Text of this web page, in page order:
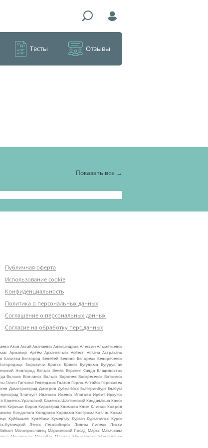
Тесты Отзывы
Показать все
Публичная оферта
Использование cookie
Конфиденциальность
Политика о персональных данных
Соглашение о персональных данных
Согласие на обработку перс.данных
АзовАксайАлапаевскАлександровАлексинАльметьевск
Армавир Артём Архангельск Асбест Астана Астрахань
Калитва Белгород Белебей Белово Белорецк Белореченск
Боровичи Братск Брянск Бугульма Бугуруслан
Новгород Вельск Венёв Верхняя Салда Владивосток
Волхов Волчанск Вольск Воронеж Воскресенск Воткинск
Галич Гатчина Геленджик Глазов Горно‑АлтайскГороховец
Димитровград Дмитров Дубна Ейск Екатеринбург Елабуга
Златоуст Иваново Ижевск Ипатово Ирбит Иркутск
Каменск‑Уральский Каменск‑Шахтинский Кандалакша Канск
Кириши Киров Кировград Климово Клин Клинцы Ковров
Кондопога Кондрово Коряжма Кострома Котлас Кохма
Куйбышев Кулебаки Кумертау Курган Курганинск Курск
Ленск Лесосибирск Ливны Липецк
Лиски
Малоярославец Мариинский Посад Маркс Махачкала
Мичуринск Можайск Моздок Мончегорск Муравленко